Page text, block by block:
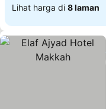
Lihat harga di 8 laman